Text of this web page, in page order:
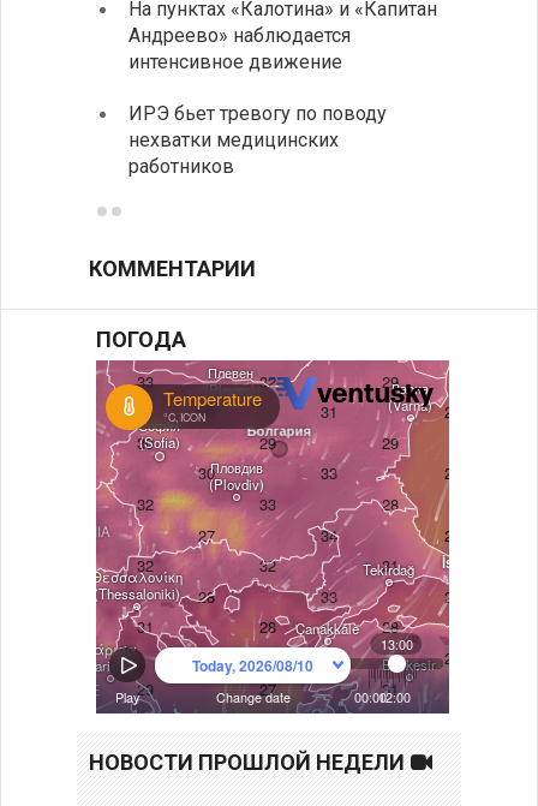
На пунктах «Калотина» и «Капитан
Андреево» наблюдается
интенсивное движение
ИРЭ бьет тревогу по поводу
нехватки медицинских
работников
КОММЕНТАРИИ
ПОГОДА
НОВОСТИ ПРОШЛОЙ НЕДЕЛИ